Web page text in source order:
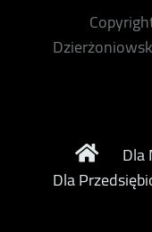
Dla
Dla